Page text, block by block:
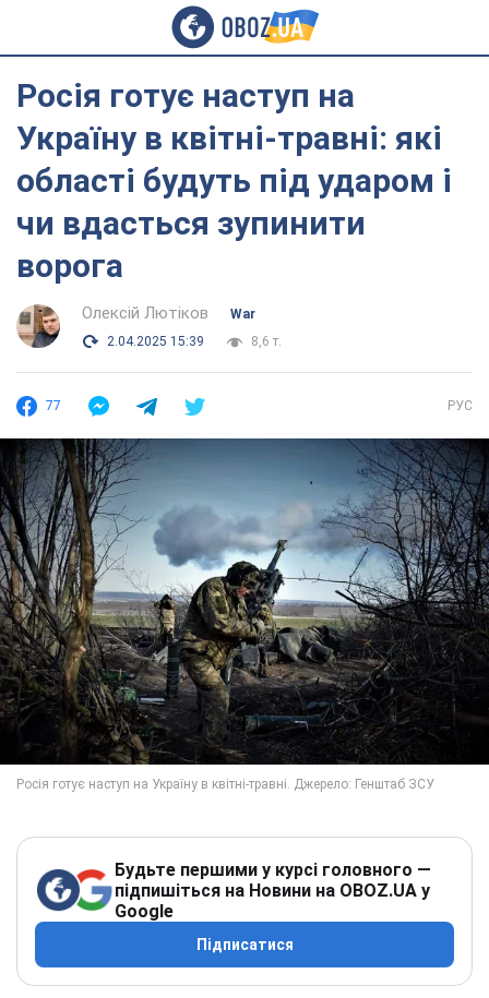
Росія готує наступ на
Україну в квітні-травні: які
області будуть під ударом і
чи вдасться зупинити
ворога
Олексій Лютіков
War
2.04.2025 15:39
8,6 т.
77 РУС
Будьте першими у курсі головного —
підпишіться на Новини на OBOZ.UA у
Google
Підписатися